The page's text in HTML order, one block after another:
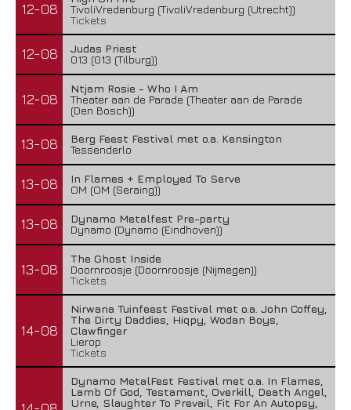
12-08
TivoliVredenburg (TivoliVredenburg (Utrecht))
Tickets
12-08
Judas Priest
013 (013 (Tilburg))
12-08
Ntjam Rosie - Who I Am
Theater aan de Parade (Theater aan de Parade
(Den Bosch))
13-08
Berg Feest Festival met o.a. Kensington
Tessenderlo
13-08
In Flames + Employed To Serve
OM (OM (Seraing))
13-08
Dynamo Metalfest Pre-party
Dynamo (Dynamo (Eindhoven))
13-08
The Ghost Inside
Doornroosje (Doornroosje (Nijmegen))
Tickets
14-08
Nirwana Tuinfeest Festival met o.a. John Coffey,
The Dirty Daddies, Hiqpy, Wodan Boys,
Clawfinger
Lierop
Tickets
Dynamo MetalFest Festival met o.a. In Flames,
Lamb Of God, Testament, Overkill, Death Angel,
Urne, Slaughter To Prevail, Fit For An Autopsy,